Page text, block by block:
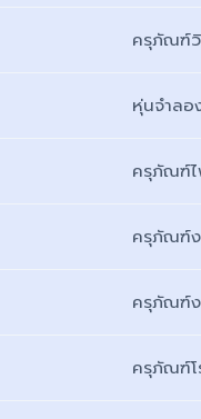
ครุภัณฑ์
หุ่นจำลอ
ครุภัณฑ์
ครุภัณฑ์ง
ครุภัณฑ์ง
ครุภัณฑ์โ